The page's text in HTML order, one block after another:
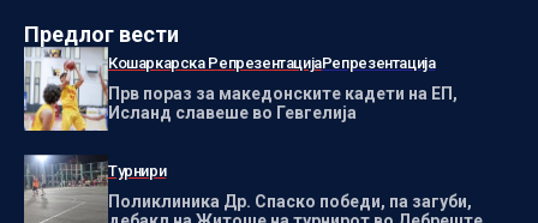
Предлог вести
Кошаркарска РепрезентацијаРепрезентација
Прв пораз за македонските кадети на ЕП,
Исланд славеше во Гевгелија
Турнири
Поликлиника Др. Спаско победи, па загуби,